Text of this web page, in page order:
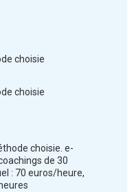
choisie
choisie
choisie. e-
de 30
: 70 euros/heure,